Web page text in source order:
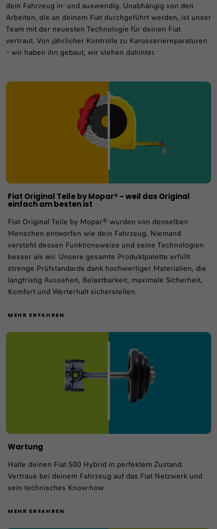
dein Fahrzeug in- und auswendig. Unabhängig von den
Arbeiten, die an deinem Fiat durchgeführt werden, ist unser
Team mit der neuesten Technologie für deinen Fiat
vertraut. Von jährlicher Kontrolle zu Karosseriereparaturen
– wir haben ihn gebaut, wir stehen dahinter.​
Fiat Original Teile by Mopar® - weil das ​Original
einfach am besten ist​
Fiat Original Teile by Mopar® wurden von denselben
Menschen entworfen wie dein Fahrzeug. Niemand
versteht dessen Funktionsweise und seine Technologien
besser als wir. Unsere gesamte Produktpalette erfüllt
strenge Prüfstandards dank hochwertiger Materialien, die
langfristig Aussehen, Belastbarkeit, maximale Sicherheit,
Komfort und Werterhalt sicherstellen.​
MEHR ERFAHREN
Wartung
Halte deinen Fiat 500 Hybrid in perfektem Zustand.
Vertraue bei deinem Fahrzeug auf das Fiat Netzwerk und
sein technisches Know-how.​
MEHR ERFAHREN